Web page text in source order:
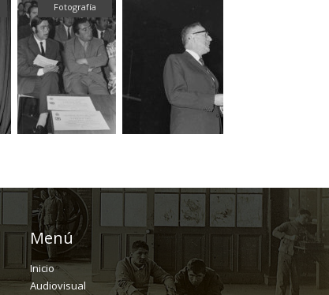
Fotografía
Menú
Inicio
Audiovisual